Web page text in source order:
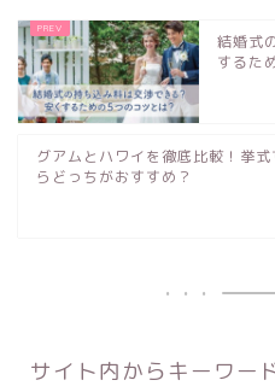
結婚式
するた
グアムとハワイを徹底比較！挙式
らどっちがおすすめ？
サイト内からキーワー